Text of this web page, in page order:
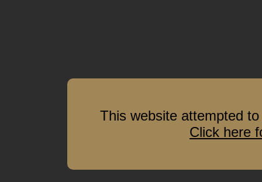
This website attempted
Click here